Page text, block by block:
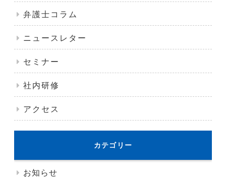
弁護士コラム
ニュースレター
セミナー
社内研修
アクセス
カテゴリー
お知らせ